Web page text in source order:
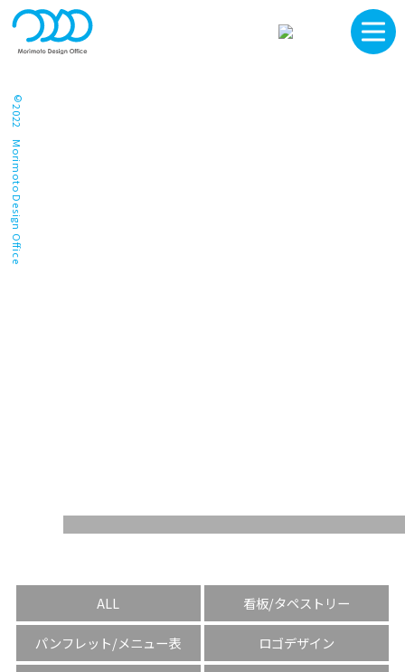
©2022 Morimoto Design Office
ALL 看板/タペストリー
パンフレット/メニュー表 ロゴデザイン